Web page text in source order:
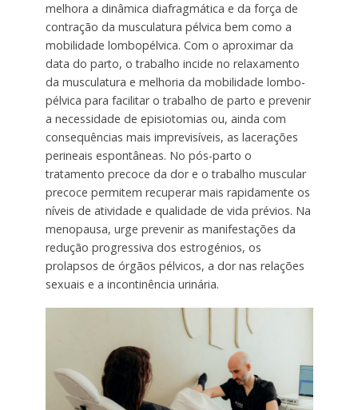
melhora a dinâmica diafragmática e da força de
contração da musculatura pélvica bem como a
mobilidade lombopélvica. Com o aproximar da
data do parto, o trabalho incide no relaxamento
da musculatura e melhoria da mobilidade lombo-
pélvica para facilitar o trabalho de parto e prevenir
a necessidade de episiotomias ou, ainda com
consequências mais imprevisíveis, as lacerações
perineais espontâneas. No pós-parto o
tratamento precoce da dor e o trabalho muscular
precoce permitem recuperar mais rapidamente os
níveis de atividade e qualidade de vida prévios. Na
menopausa, urge prevenir as manifestações da
redução progressiva dos estrogénios, os
prolapsos de órgãos pélvicos, a dor nas relações
sexuais e a incontinência urinária.